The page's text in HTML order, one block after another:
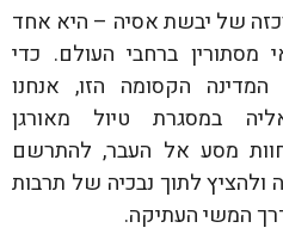
של יבשת אסיה – היא אחד
מסתורין ברחבי העולם. כדי
הקסומה הזו, אנחנו
במסגרת טיול מאורגן
מסע אל העבר, להתרשם
ולהציץ לתוך נבכיה של תרבות
המשי העתיקה.